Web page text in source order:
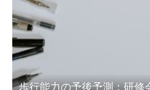
歩行能力の予後予測：研修